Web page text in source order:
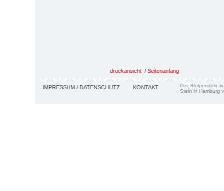
druckansicht / Seitenanfang
IMPRESSUM / DATENSCHUTZ KONTAKT
Der Stolperstein
Stein in Hamburg